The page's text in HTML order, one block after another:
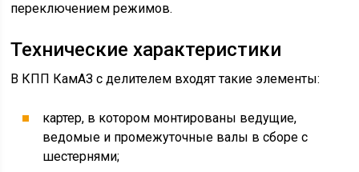
переключением режимов.
Технические характеристики
В КПП КамАЗ с делителем входят такие элементы:
картер, в котором монтированы ведущие,
ведомые и промежуточные валы в сборе с
шестернями;